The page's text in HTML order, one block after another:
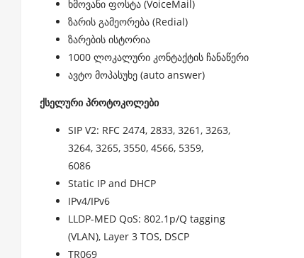
ხმოვანი ფოსტა (VoiceMail)
ზარის გამეორება (Redial)
ზარების ისტორია
1000 ლოკალური კონტაქტის ჩანაწერი
ავტო მოპასუხე (auto answer)
ქსელური პროტოკოლები
SIP V2: RFC 2474, 2833, 3261, 3263,
3264, 3265, 3550, 4566, 5359,
6086
Static IP and DHCP
IPv4/IPv6
LLDP-MED QoS: 802.1p/Q tagging
(VLAN), Layer 3 TOS, DSCP
TR069